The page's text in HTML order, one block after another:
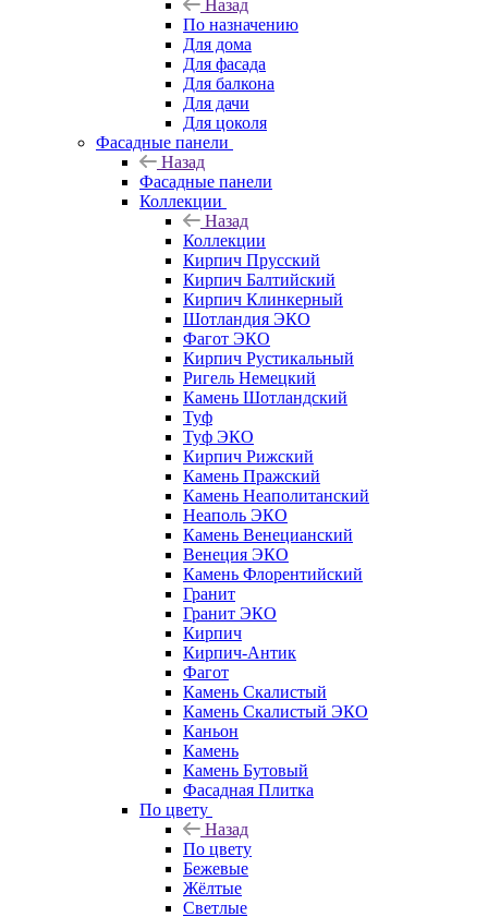
Назад
По назначению
Для дома
Для фасада
Для балкона
Для дачи
Для цоколя
Фасадные панели
Назад
Фасадные панели
Коллекции
Назад
Коллекции
Кирпич Прусский
Кирпич Балтийский
Кирпич Клинкерный
Шотландия ЭКО
Фагот ЭКО
Кирпич Рустикальный
Ригель Немецкий
Камень Шотландский
Туф
Туф ЭКО
Кирпич Рижский
Камень Пражский
Камень Неаполитанский
Неаполь ЭКО
Камень Венецианский
Венеция ЭКО
Камень Флорентийский
Гранит
Гранит ЭКО
Кирпич
Кирпич-Антик
Фагот
Камень Скалистый
Камень Скалистый ЭКО
Каньон
Камень
Камень Бутовый
Фасадная Плитка
По цвету
Назад
По цвету
Бежевые
Жёлтые
Светлые